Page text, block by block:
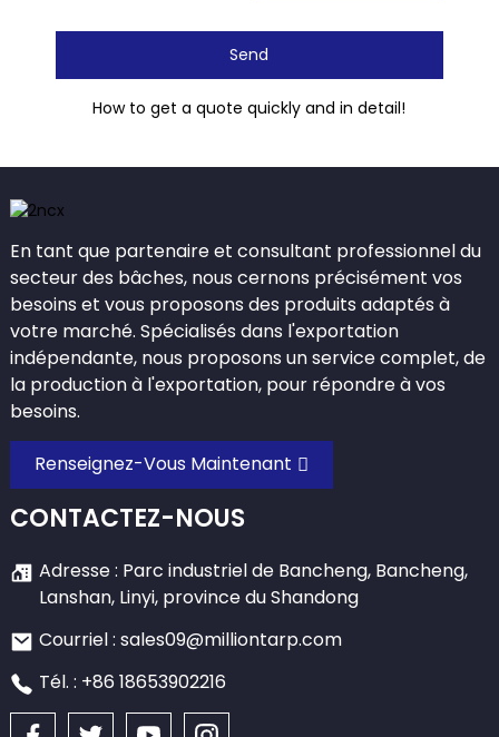
Send
How to get a quote quickly and in detail!
En tant que partenaire et consultant professionnel du
secteur des bâches, nous cernons précisément vos
besoins et vous proposons des produits adaptés à
votre marché. Spécialisés dans l'exportation
indépendante, nous proposons un service complet, de
la production à l'exportation, pour répondre à vos
besoins.
Renseignez-Vous Maintenant
CONTACTEZ-NOUS
Adresse : Parc industriel de Bancheng, Bancheng,
Lanshan, Linyi, province du Shandong
Courriel : sales09@milliontarp.com
Tél. : +86 18653902216